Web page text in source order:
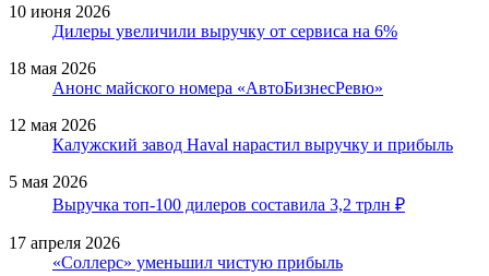
10 июня 2026
Дилеры увеличили выручку от сервиса на 6%
18 мая 2026
Анонс майского номера «АвтоБизнесРевю»
12 мая 2026
Калужский завод Haval нарастил выручку и прибыль
5 мая 2026
Выручка топ-100 дилеров составила 3,2 трлн ₽
17 апреля 2026
«Соллерс» уменьшил чистую прибыль